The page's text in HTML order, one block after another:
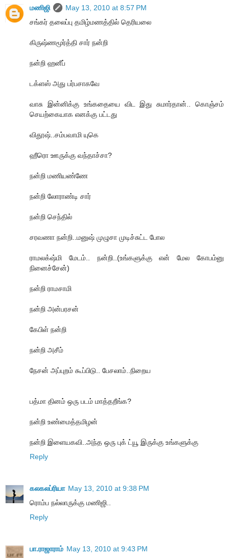
மணிஜி
May 13, 2010 at 8:57 PM
சங்கர் தலைப்பு தமிழ்மணத்தில் தெரியலை
கிருஷ்ணமூர்த்தி சார் நன்றி
நன்றி ஹனீப்
டக்ளஸ் அது பர்பசாகவே
வாசு இன்னிக்கு உங்கதையை விட இது சுமார்தான்.. கொஞ்சம்
செயற்கையாக எனக்கு பட்டது
விதூஷ்..சம்பவாமி யுகெ
ஹீரொ ஊருக்கு வந்தாச்சா?
நன்றி மணியண்ணே
நன்றி லோராண்டி சார்
நன்றி செந்தில்
சரவணா நன்றி..மனுஷ் முழுசா முடிச்சுட்ட போல
ராமலக்‌ஷ்மி மேடம்.. நன்றி..(உங்களுக்கு என் மேல கோபம்னு
நினைச்சேன்)
நன்றி ராமசாமி
நன்றி அன்பரசன்
கேபிள் நன்றி
நன்றி அசீம்
நேசன் அப்புறம் கூப்பிடு.. பேசலாம்..நிறைய
பத்மா தினம் ஒரு படம் மாத்தறீங்க?
நன்றி உண்மைத்தமிழன்
நன்றி இளையகவி..அந்த ஒரு புக் ட்யூ இருக்கு உங்களுக்கு
Reply
கலகலப்ரியா May 13, 2010 at 9:38 PM
ரொம்ப நல்லாருக்கு மணிஜி..
Reply
பா.ராஜாராம் May 13, 2010 at 9:43 PM